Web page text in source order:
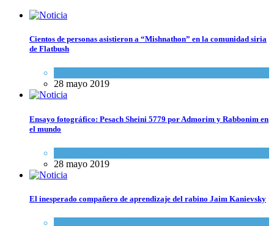
Cientos de personas asistieron a “Mishnathon” en la comunidad siria
de Flatbush
28 mayo 2019
Ensayo fotográfico: Pesach Sheini 5779 por Admorim y Rabbonim en
el mundo
28 mayo 2019
El inesperado compañero de aprendizaje del rabino Jaim Kanievsky